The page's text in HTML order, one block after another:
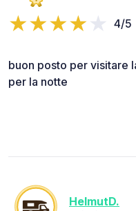
4/5
buon posto per visitare
per la notte
HelmutD.